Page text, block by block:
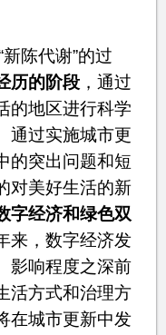
陈代谢”的过
历的阶段，通过
的地区进行科学
通过实施城市更
的突出问题和短
对美好生活的新
字经济和绿色双
来，数字经济发
影响程度之深前
活方式和治理方
在城市更新中发